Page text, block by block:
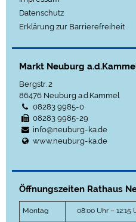
Datenschutz
Erklärung zur Barrierefreiheit
Markt Neuburg
Bergstr. 2
86476 Neuburg a.d.Kammel
08283 9985-0
08283 9985-29
info@neuburg-ka.de
www.neuburg-ka.de
Öffnungszeiten Rathaus
Montag 08:00 Uhr – 12:15